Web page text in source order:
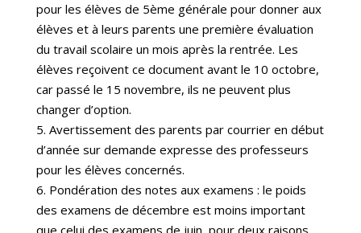
pour les élèves de 5ème générale pour donner aux
élèves et à leurs parents une première évaluation
du travail scolaire un mois après la rentrée. Les
élèves reçoivent ce document avant le 10 octobre,
car passé le 15 novembre, ils ne peuvent plus
changer d’option.
5. Avertissement des parents par courrier en début
d’année sur demande expresse des professeurs
pour les élèves concernés.
6. Pondération des notes aux examens : le poids
des examens de décembre est moins important
que celui des examens de juin, pour deux raisons.